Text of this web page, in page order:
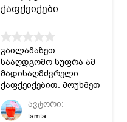
ქაფქეიქები
გაილამაზეთ
სააღდგომო სუფრა ამ
მადისაღმძვრელი
ქაფქეიქებით. მოუხმეთ
ფანტაზიას გააფორმეთ
სურვილისამებრ.
ავტორი:
tamta